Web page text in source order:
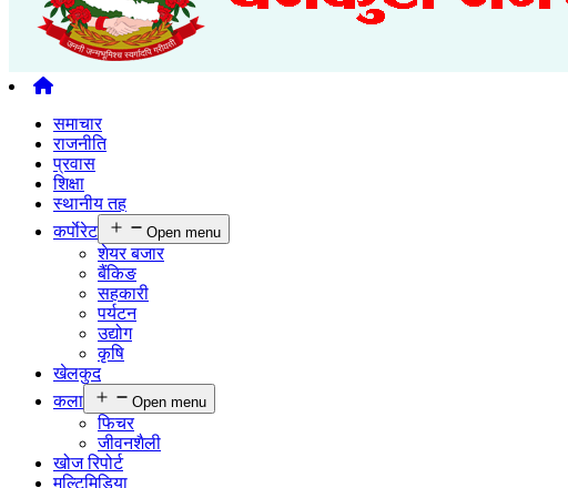
समाचार
राजनीति
प्रवास
शिक्षा
स्थानीय तह
कर्पाेरेट
Open menu
शेयर बजार
बैंकिङ
सहकारी
पर्यटन
उद्योग
कृषि
खेलकुद
कला
Open menu
फिचर
जीवनशैली
खोज रिपोर्ट
मल्टिमिडिया